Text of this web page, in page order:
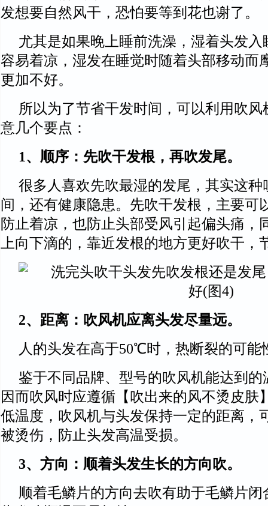
发想要自然风干，恐怕要等到花也谢了。
尤其是如果晚上睡前洗澡，湿着头发
容易着凉，湿发在睡觉时随着头部移动而
更加不好。
所以为了节省干发时间，可以利用吹
意几个要点：
1、顺序：先吹干发根，再吹发尾。
很多人喜欢先吹最湿的发尾，其实这种
间，还有健康隐患。先吹干发根，主要可
防止着凉，也防止头部受风引起偏头痛，
上向下滴的，靠近发根的地方更好吹干，
2、距离：吹风机应离头发尽量远。
人的头发在高于50℃时，热断裂的可能
鉴于不同品牌、型号的吹风机能达到
因而吹风时应遵循【吹出来的风不烫皮肤
低温度，吹风机与头发保持一定的距离，
被烫伤，防止头发高温受损。
3、方向：顺着头发生长的方向吹。
顺着毛鳞片的方向去吹有助于毛鳞片